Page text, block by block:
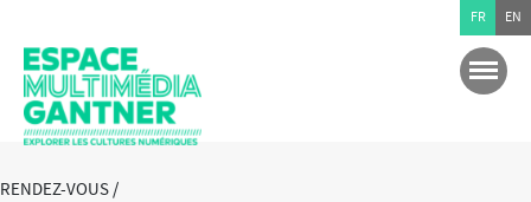
RENDEZ-VOUS /
FR EN